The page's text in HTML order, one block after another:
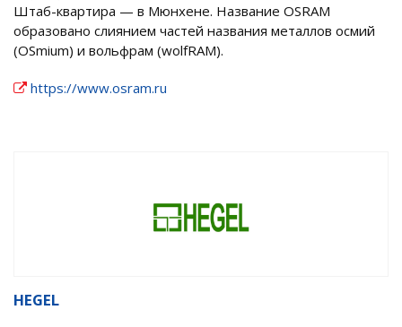
Штаб-квартира — в Мюнхене. Название OSRAM
образовано слиянием частей названия металлов осмий
(OSmium) и вольфрам (wolfRAM).
https://www.osram.ru
HEGEL